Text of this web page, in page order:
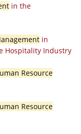
in the
in
Hospitality Industry
Resource
Resource